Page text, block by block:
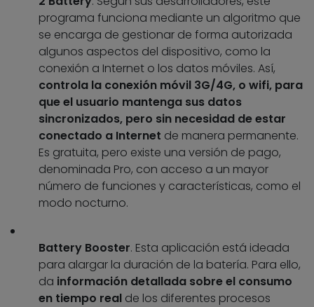
programa funciona mediante un algoritmo que
se encarga de gestionar de forma autorizada
algunos aspectos del dispositivo, como la
conexión a Internet o los datos móviles. Así,
controla la conexión móvil 3G/4G, o wifi, para
que el usuario mantenga sus datos
sincronizados, pero sin necesidad de estar
conectado a Internet de manera permanente.
Es gratuita, pero existe una versión de pago,
denominada Pro, con acceso a un mayor
número de funciones y características, como el
modo nocturno.
Battery Booster. Esta aplicación está ideada
para alargar la duración de la batería. Para ello,
da información detallada sobre el consumo
en tiempo real de los diferentes procesos